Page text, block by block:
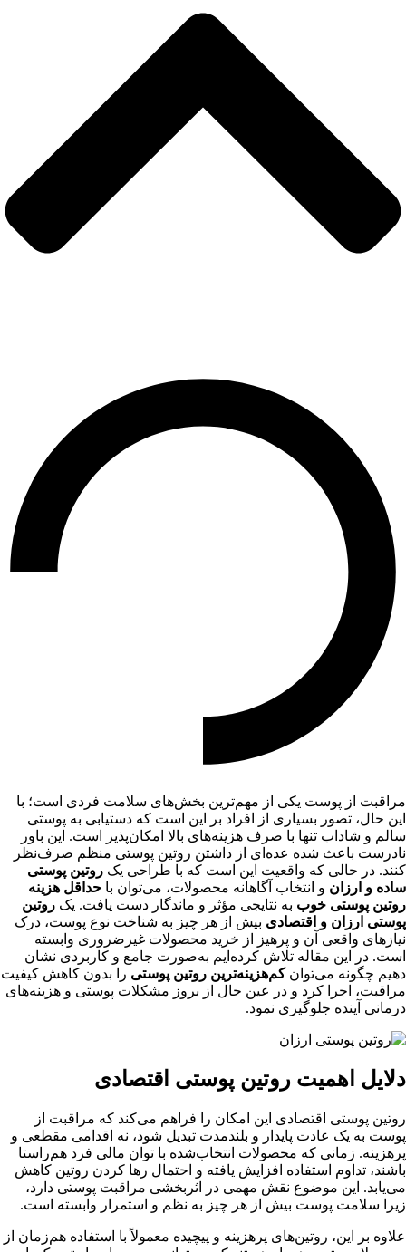
مراقبت از پوست یکی از مهم‌ترین بخش‌های سلامت فردی است؛ با
این حال، تصور بسیاری از افراد بر این است که دستیابی به پوستی
سالم و شاداب تنها با صرف هزینه‌های بالا امکان‌پذیر است. این باور
نادرست باعث شده عده‌ای از داشتن روتین پوستی منظم صرف‌نظر
کنند. در حالی‌ که واقعیت این است که با طراحی یک روتین پوستی
ساده و ارزان و انتخاب آگاهانه محصولات، می‌توان با حداقل هزینه
روتین پوستی خوب به نتایجی مؤثر و ماندگار دست یافت. یک روتین
پوستی ارزان و اقتصادی بیش از هر چیز به شناخت نوع پوست، درک
نیازهای واقعی آن و پرهیز از خرید محصولات غیرضروری وابسته
است. در این مقاله تلاش کرده‌ایم به‌صورت جامع و کاربردی نشان
دهیم چگونه می‌توانکم‌هزینه‌ترین روتین پوستی را بدون کاهش کیفیت
مراقبت، اجرا کرد و در عین حال از بروز مشکلات پوستی و هزینه‌های
درمانی آینده جلوگیری نمود.
دلایل اهمیت روتین پوستی اقتصادی
روتین پوستی اقتصادی این امکان را فراهم می‌کند که مراقبت از
پوست به یک عادت پایدار و بلندمدت تبدیل شود، نه اقدامی مقطعی و
پرهزینه. زمانی که محصولات انتخاب‌شده با توان مالی فرد هم‌راستا
باشند، تداوم استفاده افزایش یافته و احتمال رها کردن روتین کاهش
می‌یابد. این موضوع نقش مهمی در اثربخشی مراقبت پوستی دارد،
زیرا سلامت پوست بیش از هر چیز به نظم و استمرار وابسته است.
علاوه بر این، روتین‌های پرهزینه و پیچیده معمولاً با استفاده هم‌زمان از